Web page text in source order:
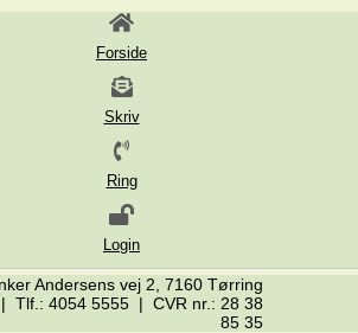
Forside
Skriv
Ring
Login
Andersens vej 2, 7160 Tørring
Tlf.: 4054 5555 | CVR nr.: 28 38
85 35